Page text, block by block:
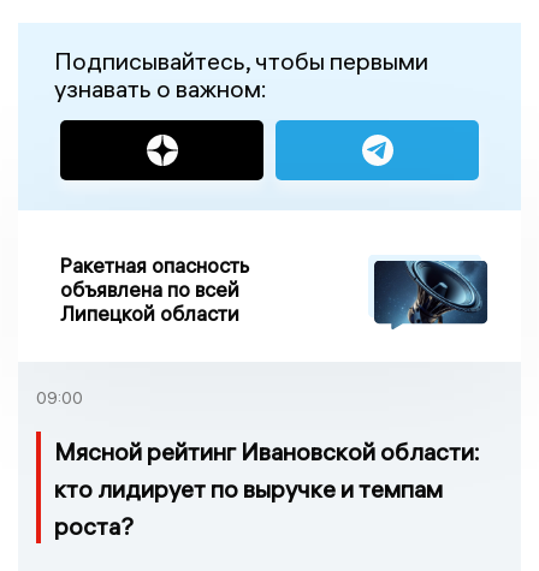
Подписывайтесь, чтобы первыми
узнавать о важном:
Ракетная опасность
объявлена по всей
Липецкой области
09:00
Мясной рейтинг Ивановской области:
кто лидирует по выручке и темпам
роста?